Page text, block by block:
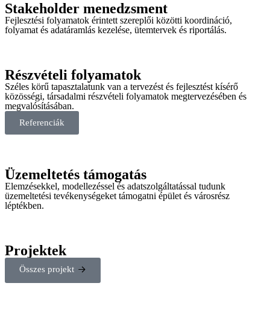
Stakeholder menedzsment
Fejlesztési folyamatok érintett szereplői közötti koordináció,
folyamat és adatáramlás kezelése, ütemtervek és riportálás.
Részvételi folyamatok
Széles körű tapasztalatunk van a tervezést és fejlesztést kísérő
közösségi, társadalmi részvételi folyamatok megtervezésében és
megvalósításában.
Referenciák
Üzemeltetés támogatás
Elemzésekkel, modellezéssel és adatszolgáltatással tudunk
üzemeltetési tevékenységeket támogatni épület és városrész
léptékben.
Projektek
Összes projekt